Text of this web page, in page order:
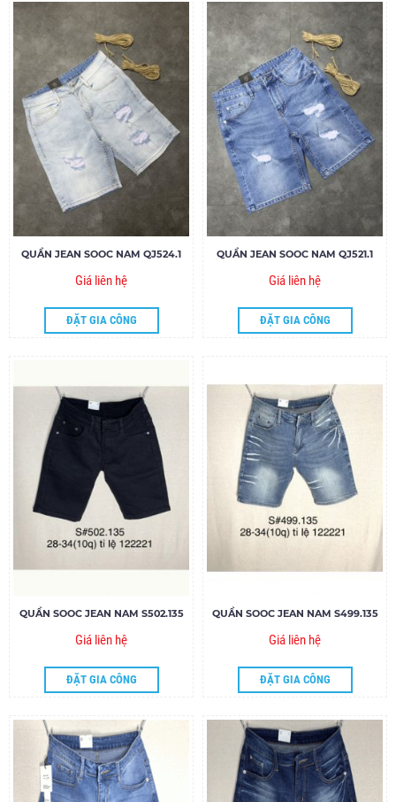
QUẦN JEAN SOOC NAM QJ524.1
Giá liên hệ
ĐẶT GIA CÔNG
QUẦN JEAN SOOC NAM QJ521.1
Giá liên hệ
ĐẶT GIA CÔNG
QUẦN SOOC JEAN NAM S502.135
Giá liên hệ
ĐẶT GIA CÔNG
QUẦN SOOC JEAN NAM S499.135
Giá liên hệ
ĐẶT GIA CÔNG